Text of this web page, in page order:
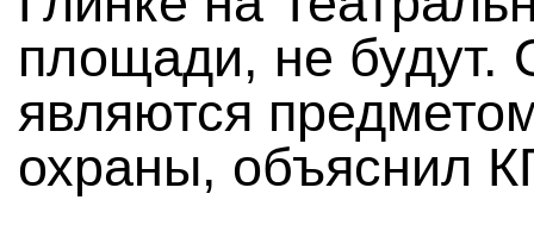
площади, не будут.
являются
охраны, объяснил